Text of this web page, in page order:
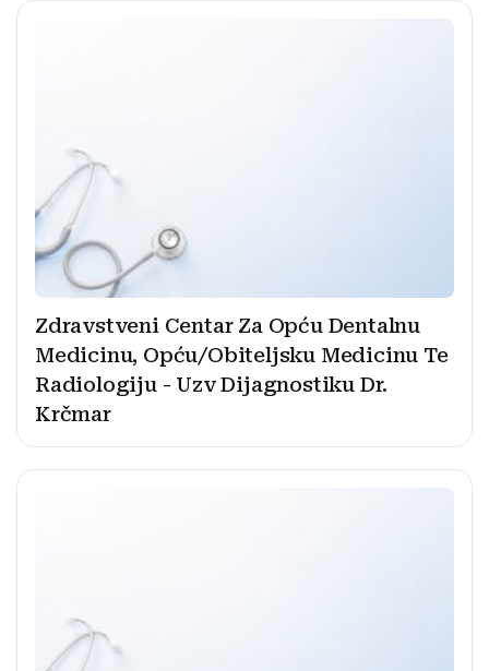
Zdravstveni Centar Za Opću Dentalnu
Medicinu, Opću/Obiteljsku Medicinu Te
Radiologiju - Uzv Dijagnostiku Dr.
Krčmar